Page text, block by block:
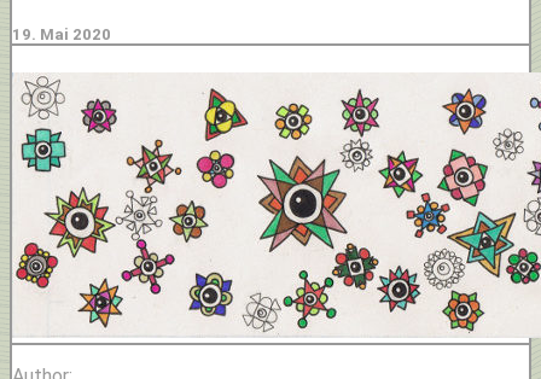
19. Mai 2020